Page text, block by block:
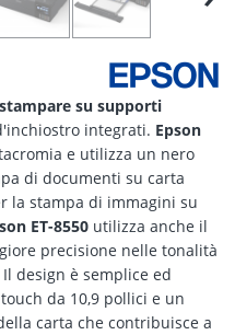
su supporti
integrati. Epson
e utilizza un nero
di documenti su carta
la stampa di immagini su
ET-8550 utilizza anche il
precisione nelle tonalità
design è semplice ed
da 10,9 pollici e un
carta che contribuisce a